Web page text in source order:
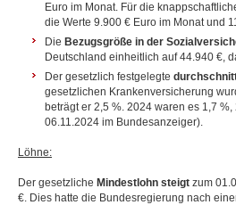
Euro im Monat. Für die
die Werte 9.900 € Euro im Monat und
Die Bezugsgröße in der
Deutschland einheitlich auf 44.940 €,
Der gesetzlich festgelegte
gesetzlichen Krankenversicherung
beträgt er 2,5 %. 2024 waren es 1,7
06.11.2024 im Bundesanzeiger).
Löhne:
Der gesetzliche Mindestlohn steigt zum
€. Dies hatte die Bundesregierung nach